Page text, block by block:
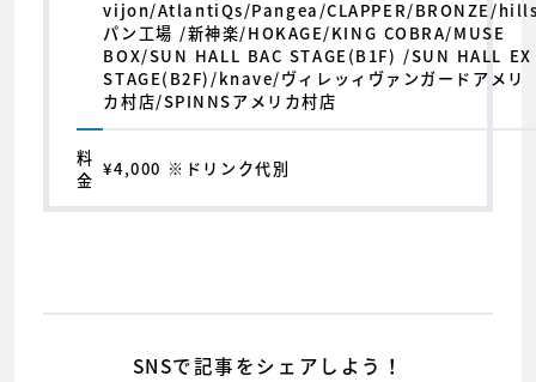
vijon/AtlantiQs/Pangea/CLAPPER/BRONZE/
パン工場 /新神楽/HOKAGE/KING COBRA/MUSE
BOX/SUN HALL BAC STAGE(B1F) /SUN HALL EX
STAGE(B2F)/knave/ヴィレッィヴァンガードアメリ
カ村店/SPINNSアメリカ村店
料
金
¥4,000 ※ドリンク代別
SNSで記事をシェアしよう！